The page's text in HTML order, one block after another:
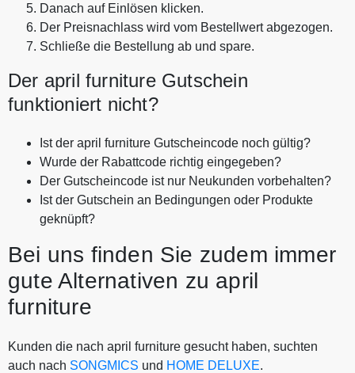
Danach auf Einlösen klicken.
Der Preisnachlass wird vom Bestellwert abgezogen.
Schließe die Bestellung ab und spare.
Der april furniture Gutschein
funktioniert nicht?
Ist der april furniture Gutscheincode noch gültig?
Wurde der Rabattcode richtig eingegeben?
Der Gutscheincode ist nur Neukunden vorbehalten?
Ist der Gutschein an Bedingungen oder Produkte
geknüpft?
Bei uns finden Sie zudem immer
gute Alternativen zu april
furniture
Kunden die nach april furniture gesucht haben, suchten
auch nach SONGMICS und HOME DELUXE.